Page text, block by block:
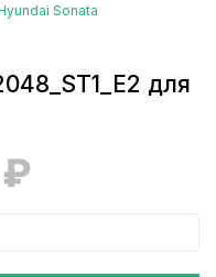
Sonata
для
₽